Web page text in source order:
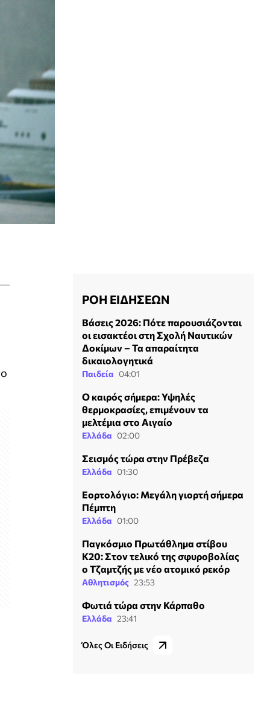
ΡΟΗ ΕΙΔΗΣΕΩΝ
Βάσεις 2026: Πότε παρουσιάζονται
οι εισακτέοι στη Σχολή Ναυτικών
Δοκίμων – Τα απαραίτητα
δικαιολογητικά
Παιδεία 04:01
Ο καιρός σήμερα: Υψηλές
θερμοκρασίες, επιμένουν τα
μελτέμια στο Αιγαίο
Ελλάδα 02:00
Σεισμός τώρα στην Πρέβεζα
Ελλάδα 01:30
Εορτολόγιο: Μεγάλη γιορτή σήμερα
Πέμπτη
Ελλάδα 01:00
Παγκόσμιο Πρωτάθλημα στίβου
Κ20: Στον τελικό της σφυροβολίας
ο Τζαμτζής με νέο ατομικό ρεκόρ
Αθλητισμός 23:53
Φωτιά τώρα στην Κάρπαθο
Ελλάδα 23:41
Όλες Οι Ειδήσεις